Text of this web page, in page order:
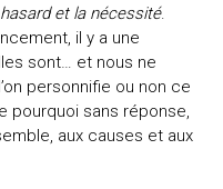
et la nécessité.
il y a une
sont… et nous ne
personnifie ou non ce
pourquoi sans réponse,
aux causes et aux